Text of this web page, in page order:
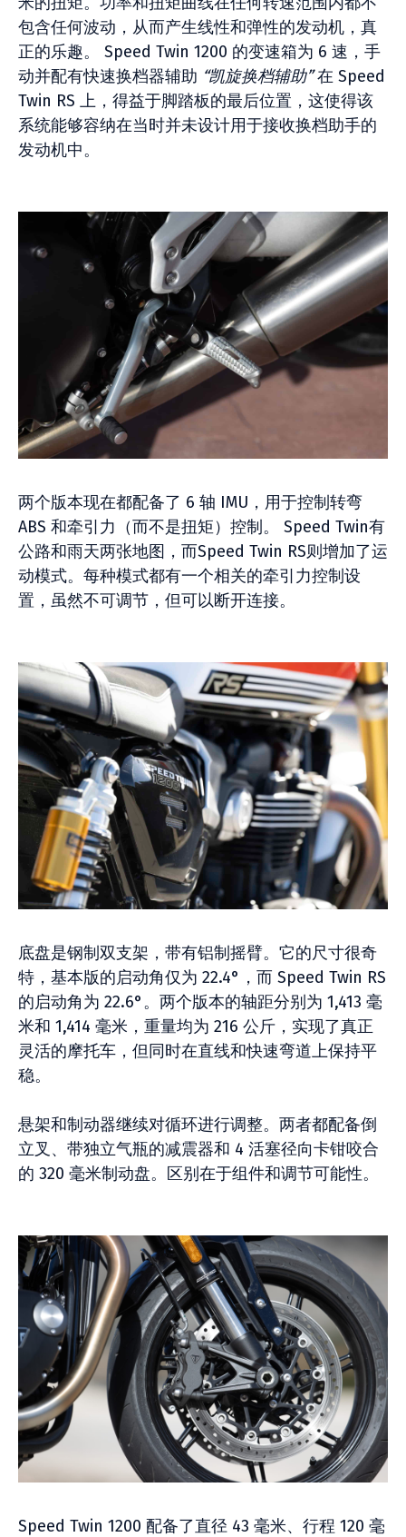
包含任何波动，从而产生线性和弹性的发动机，真
正的乐趣。 Speed Twin 1200 的变速箱为 6 速，手
动并配有快速换档器辅助 “凯旋换档辅助”在 Speed
Twin RS 上，得益于脚踏板的最后位置，这使得该
系统能够容纳在当时并未设计用于接收换档助手的
发动机中。
两个版本现在都配备了 6 轴 IMU，用于控制转弯
ABS 和牵引力（而不是扭矩）控制。 Speed Twin有
公路和雨天两张地图，而Speed Twin RS则增加了运
动模式。每种模式都有一个相关的牵引力控制设
置，虽然不可调节，但可以断开连接。
底盘是钢制双支架，带有铝制摇臂。它的尺寸很奇
特，基本版的启动角仅为 22.4°，而 Speed Twin RS
的启动角为 22.6°。两个版本的轴距分别为 1,413 毫
米和 1,414 毫米，重量均为 216 公斤，实现了真正
灵活的摩托车，但同时在直线和快速弯道上保持平
稳。
悬架和制动器继续对循环进行调整。两者都配备倒
立叉、带独立气瓶的减震器和 4 活塞径向卡钳咬合
的 320 毫米制动盘。区别在于组件和调节可能性。
Speed Twin 1200 配备了直径 43 毫米、行程 120 毫